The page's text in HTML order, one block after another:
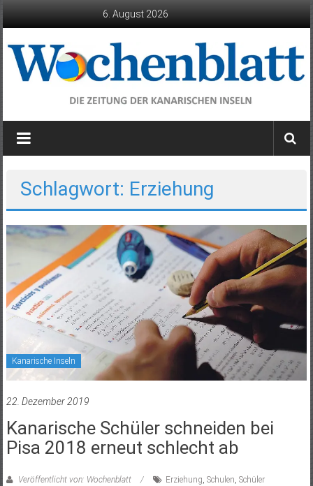
6. August 2026
Wochenblatt
die
Kanarischen
Inseln
Schlagwort: Erziehung
Kanarische Inseln
22. Dezember 2019
Kanarische Schüler schneiden bei
Pisa 2018 erneut schlecht ab
Veröffentlicht von: Wochenblatt Erziehung, Schulen, Schüler